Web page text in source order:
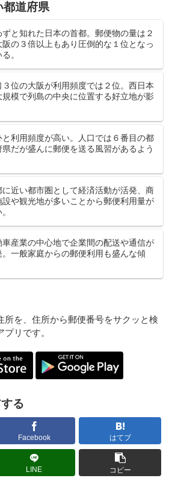
都道府県
ずと知れた日本の首都。郵便物の量は２
阪の３倍以上もあり圧倒的な１位となっ
。
３位の大阪が利用頻度では２位。西日本
規模で列島の中央に位置する好立地が影
と利用頻度が高い。人口では６番目の都
県だが盛んに郵便を送る風習があるよう
に近い都市圏として経済活動が活発、商
設や観光地が多いことから郵便利用量が
車産業の中心地で企業間の配送や通信が
。一般家庭からの郵便利用も盛んな傾
所を、住所から郵便番号をサクッと検
リです。
る
Facebook はてブ
LINE コピー